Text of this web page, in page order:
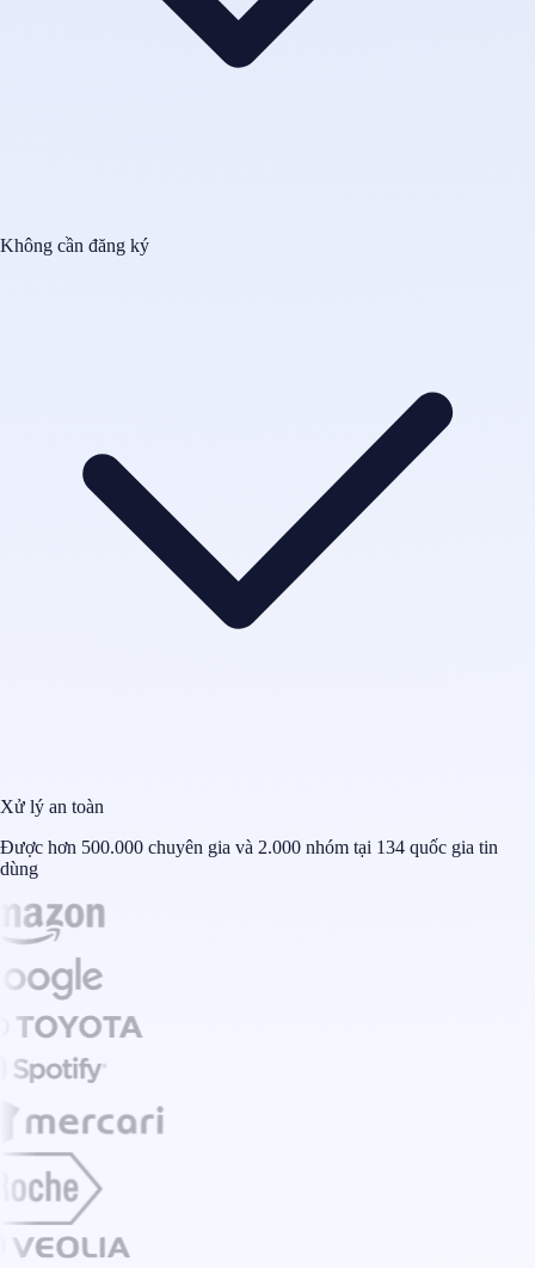
Không cần đăng ký
Xử lý an toàn
Được hơn 500.000 chuyên gia và 2.000 nhóm tại 134 quốc gia tin
dùng